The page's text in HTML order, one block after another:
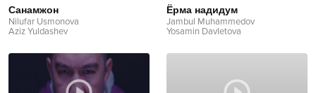
Санамжон
Nilufar Usmonova
Aziz Yuldashev
Ёрма надидум
Jambul Muhammedov
Yosamin Davletova